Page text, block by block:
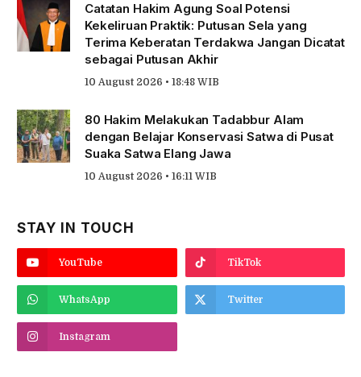
Catatan Hakim Agung Soal Potensi
Kekeliruan Praktik: Putusan Sela yang
Terima Keberatan Terdakwa Jangan Dicatat
sebagai Putusan Akhir
10 August 2026 • 18:48 WIB
80 Hakim Melakukan Tadabbur Alam
dengan Belajar Konservasi Satwa di Pusat
Suaka Satwa Elang Jawa
10 August 2026 • 16:11 WIB
STAY IN TOUCH
YouTube TikTok
WhatsApp Twitter
Instagram